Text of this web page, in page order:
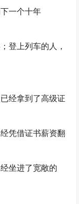
一个十年
登上列车的人，
经拿到了高级证
凭借证书薪资翻
坐进了宽敞的